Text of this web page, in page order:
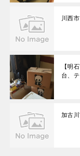
川西
【明
台、
加古